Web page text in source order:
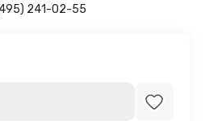
241-02-55